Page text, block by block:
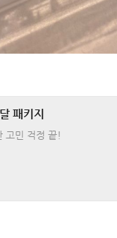
패키지
고민 걱정 끝!